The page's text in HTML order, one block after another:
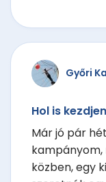
Győri
Hol is
Már jó pár
közben, egy